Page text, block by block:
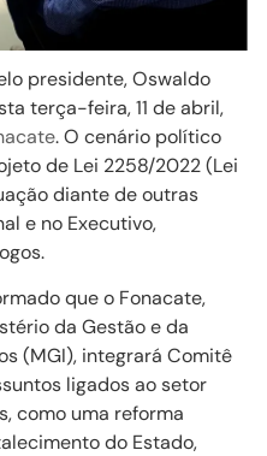
presidente, Oswaldo
terça-feira, 11 de abril,
. O cenário político
de Lei 2258/2022 (Lei
diante de outras
e no Executivo,
que o Fonacate,
da Gestão e da
(MGI), integrará Comitê
ligados ao setor
como uma reforma
do Estado,